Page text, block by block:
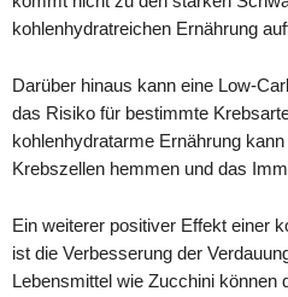
kohlenhydratreichen Ernährung
Darüber hinaus kann eine Low-
das Risiko für bestimmte
kohlenhydratarme Ernährung
Krebszellen hemmen und das
Ein weiterer positiver Effekt einer
ist die Verbesserung der
Lebensmittel wie Zucchini können